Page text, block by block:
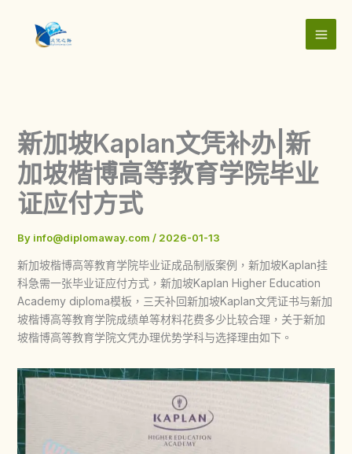
content
新加坡Kaplan文凭补办|新
加坡楷博高等教育学院毕业
证应付方式
By info@diplomaway.com / 2026-01-13
新加坡楷博高等教育学院毕业证成品制版案例，新加坡Kaplan挂
科急需一张毕业证应付方式，新加坡Kaplan Higher Education
Academy diploma模板，三天补回新加坡Kaplan文凭证书与新加
坡楷博高等教育学院成绩单等材料花费多少比较合理，关于新加
坡楷博高等教育学院文凭办理优势学科与选择理由如下。